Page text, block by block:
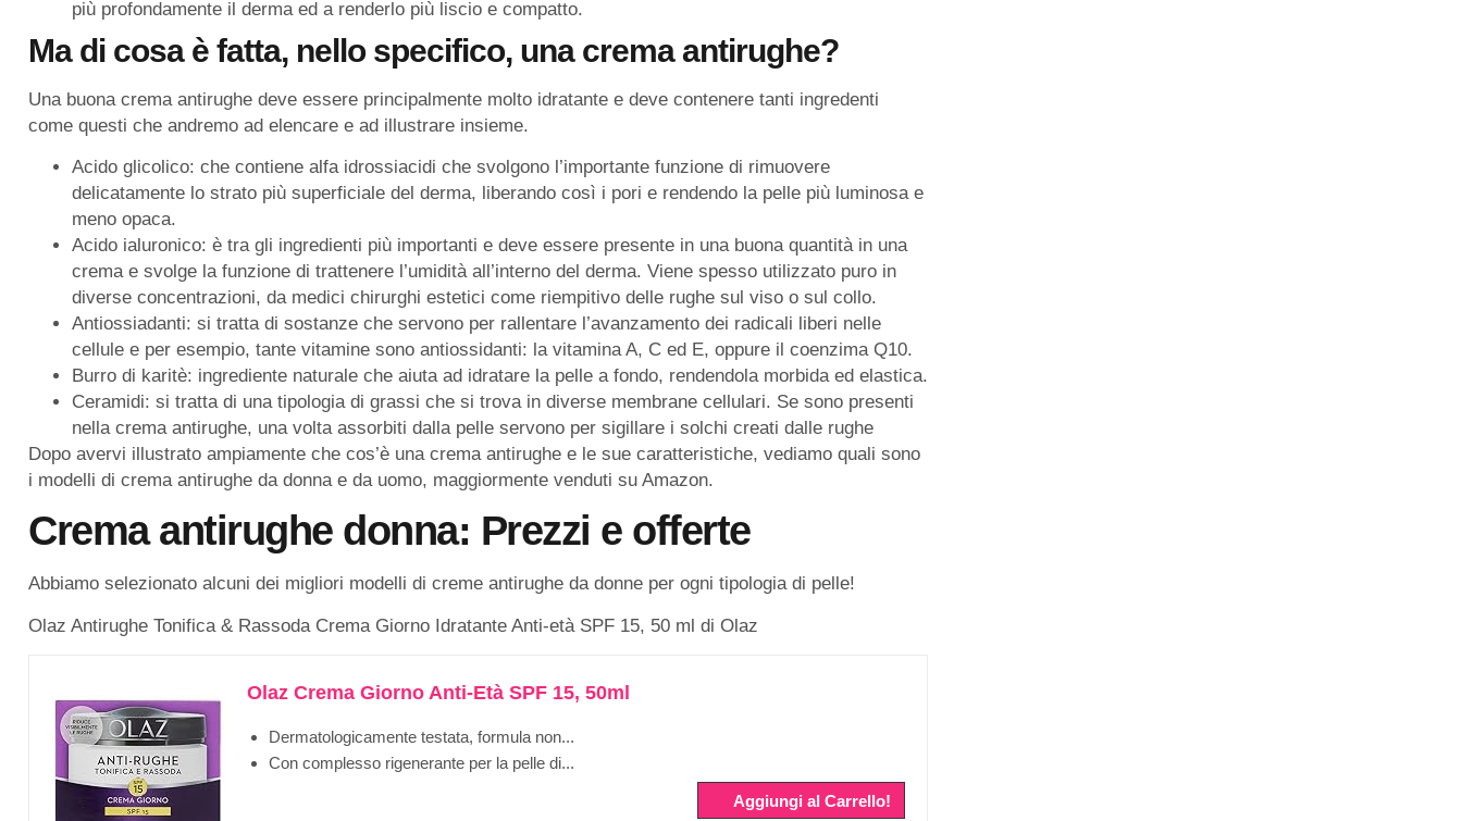
più profondamente il derma ed a renderlo più liscio e compatto.
Ma di cosa è fatta, nello specifico, una crema antirughe?
Una buona crema antirughe deve essere principalmente molto idratante e deve contenere tanti ingredenti
come questi che andremo ad elencare e ad illustrare insieme.
Acido glicolico: che contiene alfa idrossiacidi che svolgono l’importante funzione di rimuovere
delicatamente lo strato più superficiale del derma, liberando così i pori e rendendo la pelle più luminosa e
meno opaca.
Acido ialuronico: è tra gli ingredienti più importanti e deve essere presente in una buona quantità in una
crema e svolge la funzione di trattenere l’umidità all’interno del derma. Viene spesso utilizzato puro in
diverse concentrazioni, da medici chirurghi estetici come riempitivo delle rughe sul viso o sul collo.
Antiossiadanti: si tratta di sostanze che servono per rallentare l’avanzamento dei radicali liberi nelle
cellule e per esempio, tante vitamine sono antiossidanti: la vitamina A, C ed E, oppure il coenzima Q10.
Burro di karitè: ingrediente naturale che aiuta ad idratare la pelle a fondo, rendendola morbida ed elastica.
Ceramidi: si tratta di una tipologia di grassi che si trova in diverse membrane cellulari. Se sono presenti
nella crema antirughe, una volta assorbiti dalla pelle servono per sigillare i solchi creati dalle rughe
Dopo avervi illustrato ampiamente che cos’è una crema antirughe e le sue caratteristiche, vediamo quali sono
i modelli di crema antirughe da donna e da uomo, maggiormente venduti su Amazon.
Crema antirughe donna: Prezzi e offerte
Abbiamo selezionato alcuni dei migliori modelli di creme antirughe da donne per ogni tipologia di pelle!
Olaz Antirughe Tonifica & Rassoda Crema Giorno Idratante Anti-età SPF 15, 50 ml di Olaz
Olaz Crema Giorno Anti-Età SPF 15, 50ml
Dermatologicamente testata, formula non...
Con complesso rigenerante per la pelle di...
Aggiungi al Carrello!